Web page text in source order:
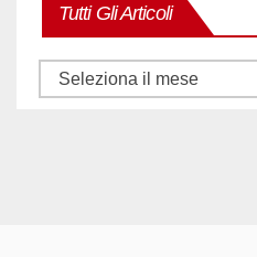
Tutti Gli Articoli
Tutti